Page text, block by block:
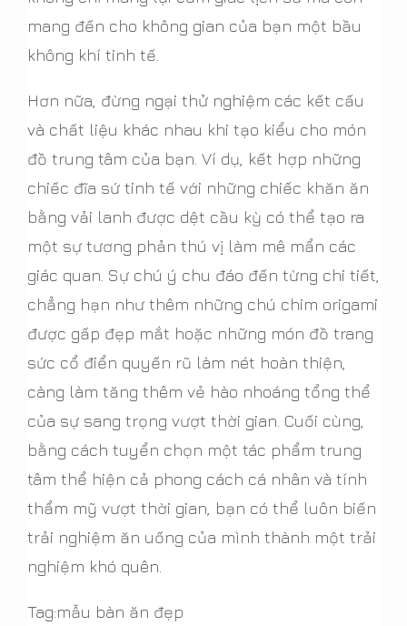
mang đến cho không gian của bạn một bầu
không khí tinh tế.
Hơn nữa, đừng ngại thử nghiệm các kết cấu
và chất liệu khác nhau khi tạo kiểu cho món
đồ trung tâm của bạn. Ví dụ, kết hợp những
chiếc đĩa sứ tinh tế với những chiếc khăn ăn
bằng vải lanh được dệt cầu kỳ có thể tạo ra
một sự tương phản thú vị làm mê mẩn các
giác quan. Sự chú ý chu đáo đến từng chi tiết,
chẳng hạn như thêm những chú chim origami
được gấp đẹp mắt hoặc những món đồ trang
sức cổ điển quyến rũ làm nét hoàn thiện,
càng làm tăng thêm vẻ hào nhoáng tổng thể
của sự sang trọng vượt thời gian. Cuối cùng,
bằng cách tuyển chọn một tác phẩm trung
tâm thể hiện cả phong cách cá nhân và tính
thẩm mỹ vượt thời gian, bạn có thể luôn biến
trải nghiệm ăn uống của mình thành một trải
nghiệm khó quên.
Tag:mẫu bàn ăn đẹp